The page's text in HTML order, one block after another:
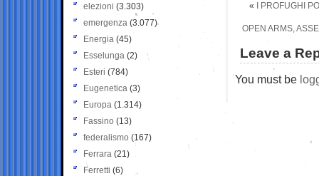
« I PROFUGHI
OPEN ARMS,
Leave a
You must be
elezioni (3.303)
emergenza (3.077)
Energia (45)
Esselunga (2)
Esteri (784)
Eugenetica (3)
Europa (1.314)
Fassino (13)
federalismo (167)
Ferrara (21)
Ferretti (6)